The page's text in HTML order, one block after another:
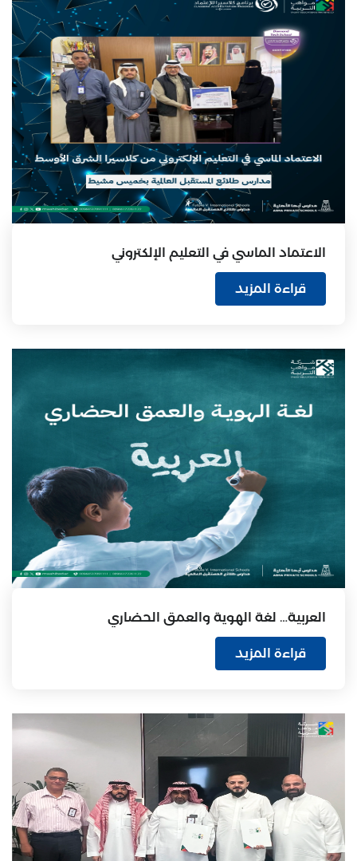
الاعتماد الماسي في التعليم الإلكتروني
قراءة المزيد
العربية… لغة الهوية والعمق الحضاري
قراءة المزيد